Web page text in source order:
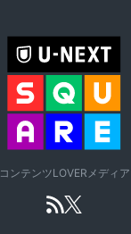
コンテンツLOVERメディア